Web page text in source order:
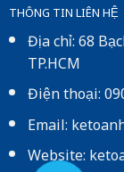
THÔNG TIN LIÊN HỆ
Địa chỉ: 68
TP.HCM
Điện thoại:
Email:
Website: